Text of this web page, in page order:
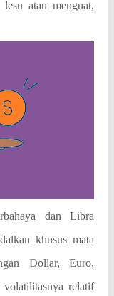
atau menguat,
dan Libra
khusus mata
Dollar, Euro,
volatilitasnya relatif